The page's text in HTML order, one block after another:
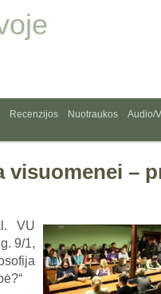
Recenzijos Nuotraukos
Audio/
visuomenei –
VU
9/1,